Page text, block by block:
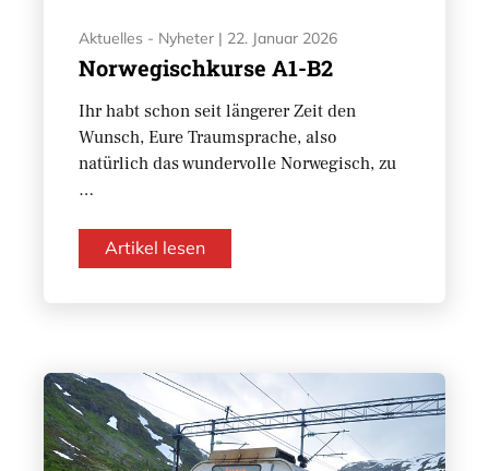
Aktuelles - Nyheter | 22. Januar 2026
Norwegischkurse A1-B2
Ihr habt schon seit längerer Zeit den
Wunsch, Eure Traumsprache, also
natürlich das wundervolle Norwegisch, zu
…
Artikel lesen